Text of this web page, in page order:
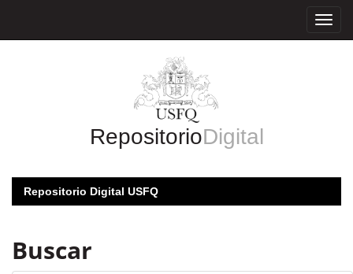
RepositorioDigital
Repositorio Digital USFQ
Buscar